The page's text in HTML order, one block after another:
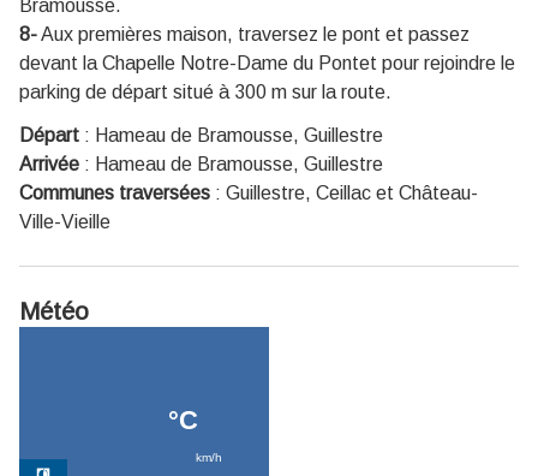
Bramousse.
8-Aux premières maison, traversez le pont et passez
devant la Chapelle Notre-Dame du Pontet pour rejoindre le
parking de départ situé à 300 m sur la route.
Départ : Hameau de Bramousse, Guillestre
Arrivée : Hameau de Bramousse, Guillestre
Communes traversées : Guillestre, Ceillac et Château-
Ville-Vieille
Météo